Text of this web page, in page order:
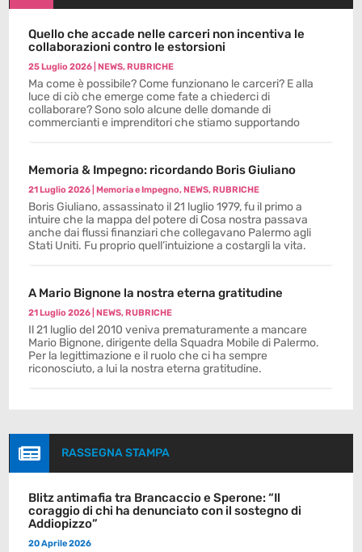
Quello che accade nelle carceri non incentiva le
collaborazioni contro le estorsioni
25 Luglio 2026 |NEWS,RUBRICHE
Ma come è possibile? Come funzionano le carceri? E alla
luce di ciò che emerge come fate a chiederci di
collaborare? Sono solo alcune delle domande di
commercianti e imprenditori che stiamo supportando
Memoria & Impegno: ricordando Boris Giuliano
21 Luglio 2026 |Memoria e Impegno,NEWS,RUBRICHE
Boris Giuliano, assassinato il 21 luglio 1979, fu il primo a
intuire che la mappa del potere di Cosa nostra passava
anche dai flussi finanziari che collegavano Palermo agli
Stati Uniti. Fu proprio quell’intuizione a costargli la vita.
A Mario Bignone la nostra eterna gratitudine
21 Luglio 2026 |NEWS,RUBRICHE
Il 21 luglio del 2010 veniva prematuramente a mancare
Mario Bignone, dirigente della Squadra Mobile di Palermo.
Per la legittimazione e il ruolo che ci ha sempre
riconosciuto, a lui la nostra eterna gratitudine.
 RASSEGNA STAMPA
Blitz antimafia tra Brancaccio e Sperone: “Il
coraggio di chi ha denunciato con il sostegno di
Addiopizzo”
20 Aprile 2026